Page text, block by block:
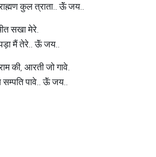
कुल त्राता.. ऊॅं जय..
सखा मेरे.
पड़ा मैं तेरे.. ऊॅं जय..
की, आरती जो गावे.
सम्पति पावे.. ऊॅं जय..